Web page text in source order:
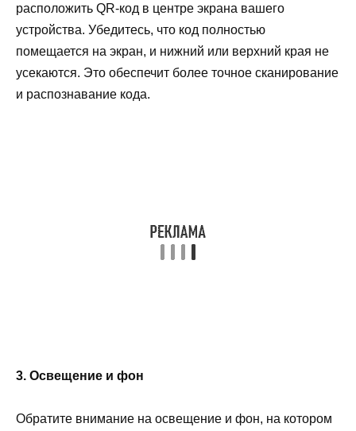
расположить QR-код в центре экрана вашего
устройства. Убедитесь, что код полностью
помещается на экран, и нижний или верхний края не
усекаются. Это обеспечит более точное сканирование
и распознавание кода.
3. Освещение и фон
Обратите внимание на освещение и фон, на котором